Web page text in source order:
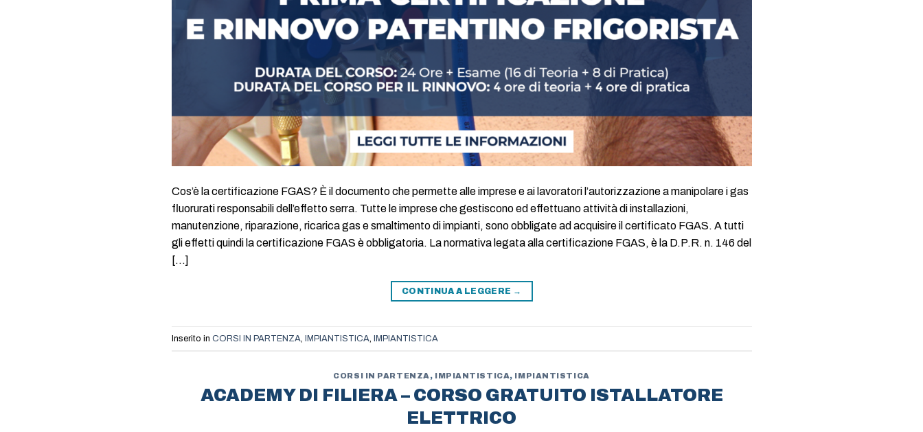
Cos’è la certificazione FGAS? È il documento che permette alle imprese e ai lavoratori l’autorizzazione a manipolare i gas
fluorurati responsabili dell’effetto serra. Tutte le imprese che gestiscono ed effettuano attività di installazioni,
manutenzione, riparazione, ricarica gas e smaltimento di impianti, sono obbligate ad acquisire il certificato FGAS. A tutti
gli effetti quindi la certificazione FGAS è obbligatoria. La normativa legata alla certificazione FGAS, è la D.P.R. n. 146 del
[…]
CONTINUA A LEGGERE →
Inserito in CORSI IN PARTENZA IMPIANTISTICA IMPIANTISTICA
CORSI IN PARTENZA , IMPIANTISTICA, IMPIANTISTICA
ACADEMY DI FILIERA – CORSO GRATUITO ISTALLATORE
ELETTRICO